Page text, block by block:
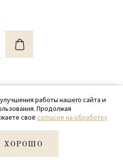
2026 SamPack
699-97-87
сайта
работы нашего сайта и
Продолжая
своё согласие на обработку
ХОРОШО